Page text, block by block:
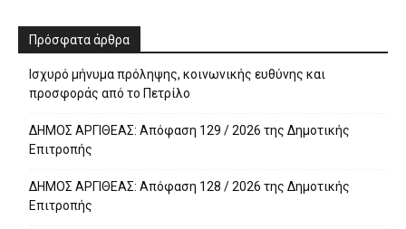
Πρόσφατα άρθρα
Ισχυρό μήνυμα πρόληψης, κοινωνικής ευθύνης και
προσφοράς από το Πετρίλο
ΔΗΜΟΣ ΑΡΓΙΘΕΑΣ: Απόφαση 129 / 2026 της Δημοτικής
Επιτροπής
ΔΗΜΟΣ ΑΡΓΙΘΕΑΣ: Απόφαση 128 / 2026 της Δημοτικής
Επιτροπής